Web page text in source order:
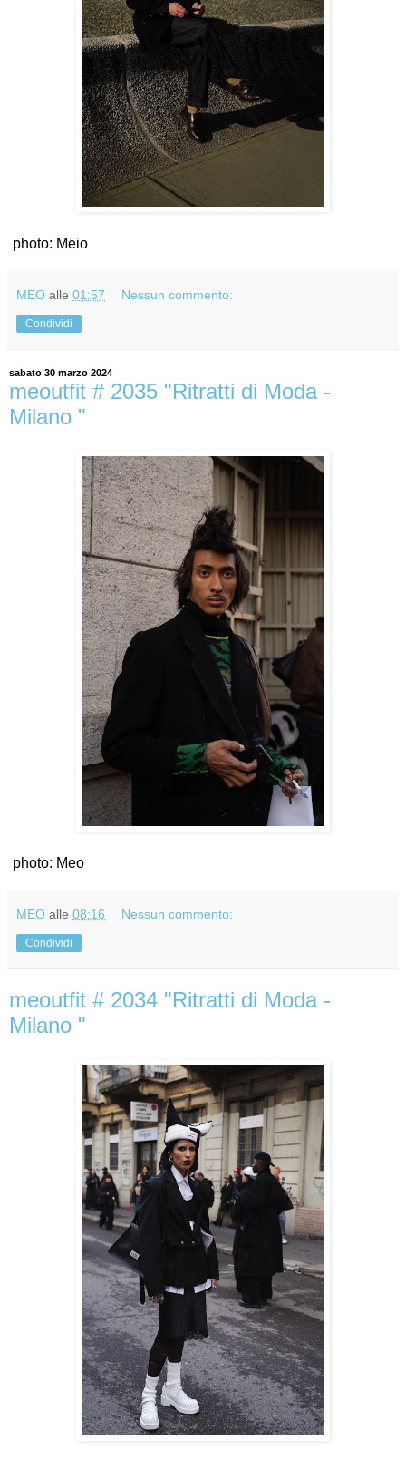
photo: Meio
MEO alle 01:57 Nessun commento:
Condividi
sabato 30 marzo 2024
meoutfit # 2035 "Ritratti di Moda -
Milano "
photo: Meo
MEO alle 08:16 Nessun commento:
Condividi
meoutfit # 2034 "Ritratti di Moda -
Milano "